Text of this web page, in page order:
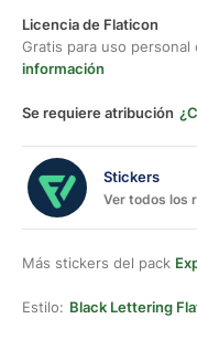
Licencia de Flaticon
Gratis para uso
información
Se requiere atribución
Stickers
Ver todos los
Más stickers del pack
Estilo: Black Lettering